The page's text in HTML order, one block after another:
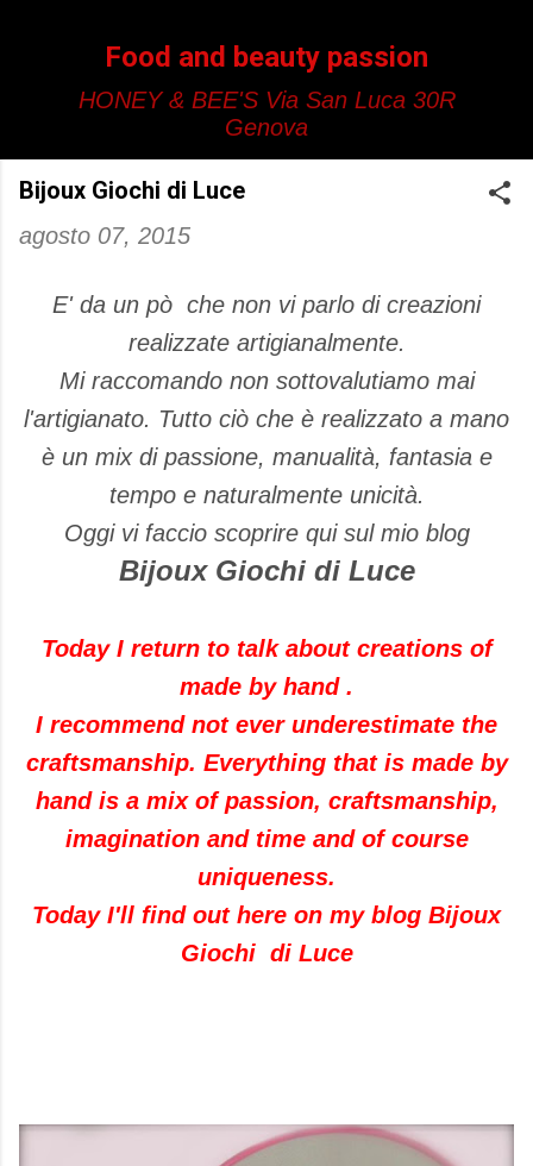
Food and beauty passion
HONEY & BEE'S Via San Luca 30R
Genova
Bijoux Giochi di Luce
agosto 07, 2015
E' da un pò che non vi parlo di creazioni
realizzate artigianalmente.
Mi raccomando non sottovalutiamo mai
l'artigianato. Tutto ciò che è realizzato a mano
è un mix di passione, manualità, fantasia e
tempo e naturalmente unicità.
Oggi vi faccio scoprire qui sul mio blog
Bijoux Giochi di Luce
Today I return to talk about creations of
made by hand .
I recommend not ever underestimate the
craftsmanship. Everything that is made by
hand is a mix of passion, craftsmanship,
imagination and time and of course
uniqueness.
Today I'll find out here on my blog Bijoux
Giochi di Luce